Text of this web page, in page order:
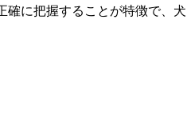
に把握することが特徴で、